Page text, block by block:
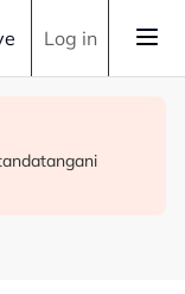
Log in
hutan
kepada